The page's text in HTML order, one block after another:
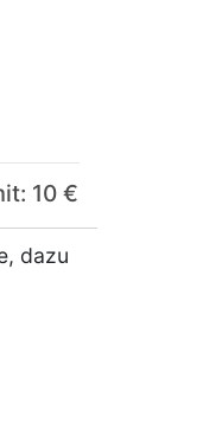
10 €
dazu